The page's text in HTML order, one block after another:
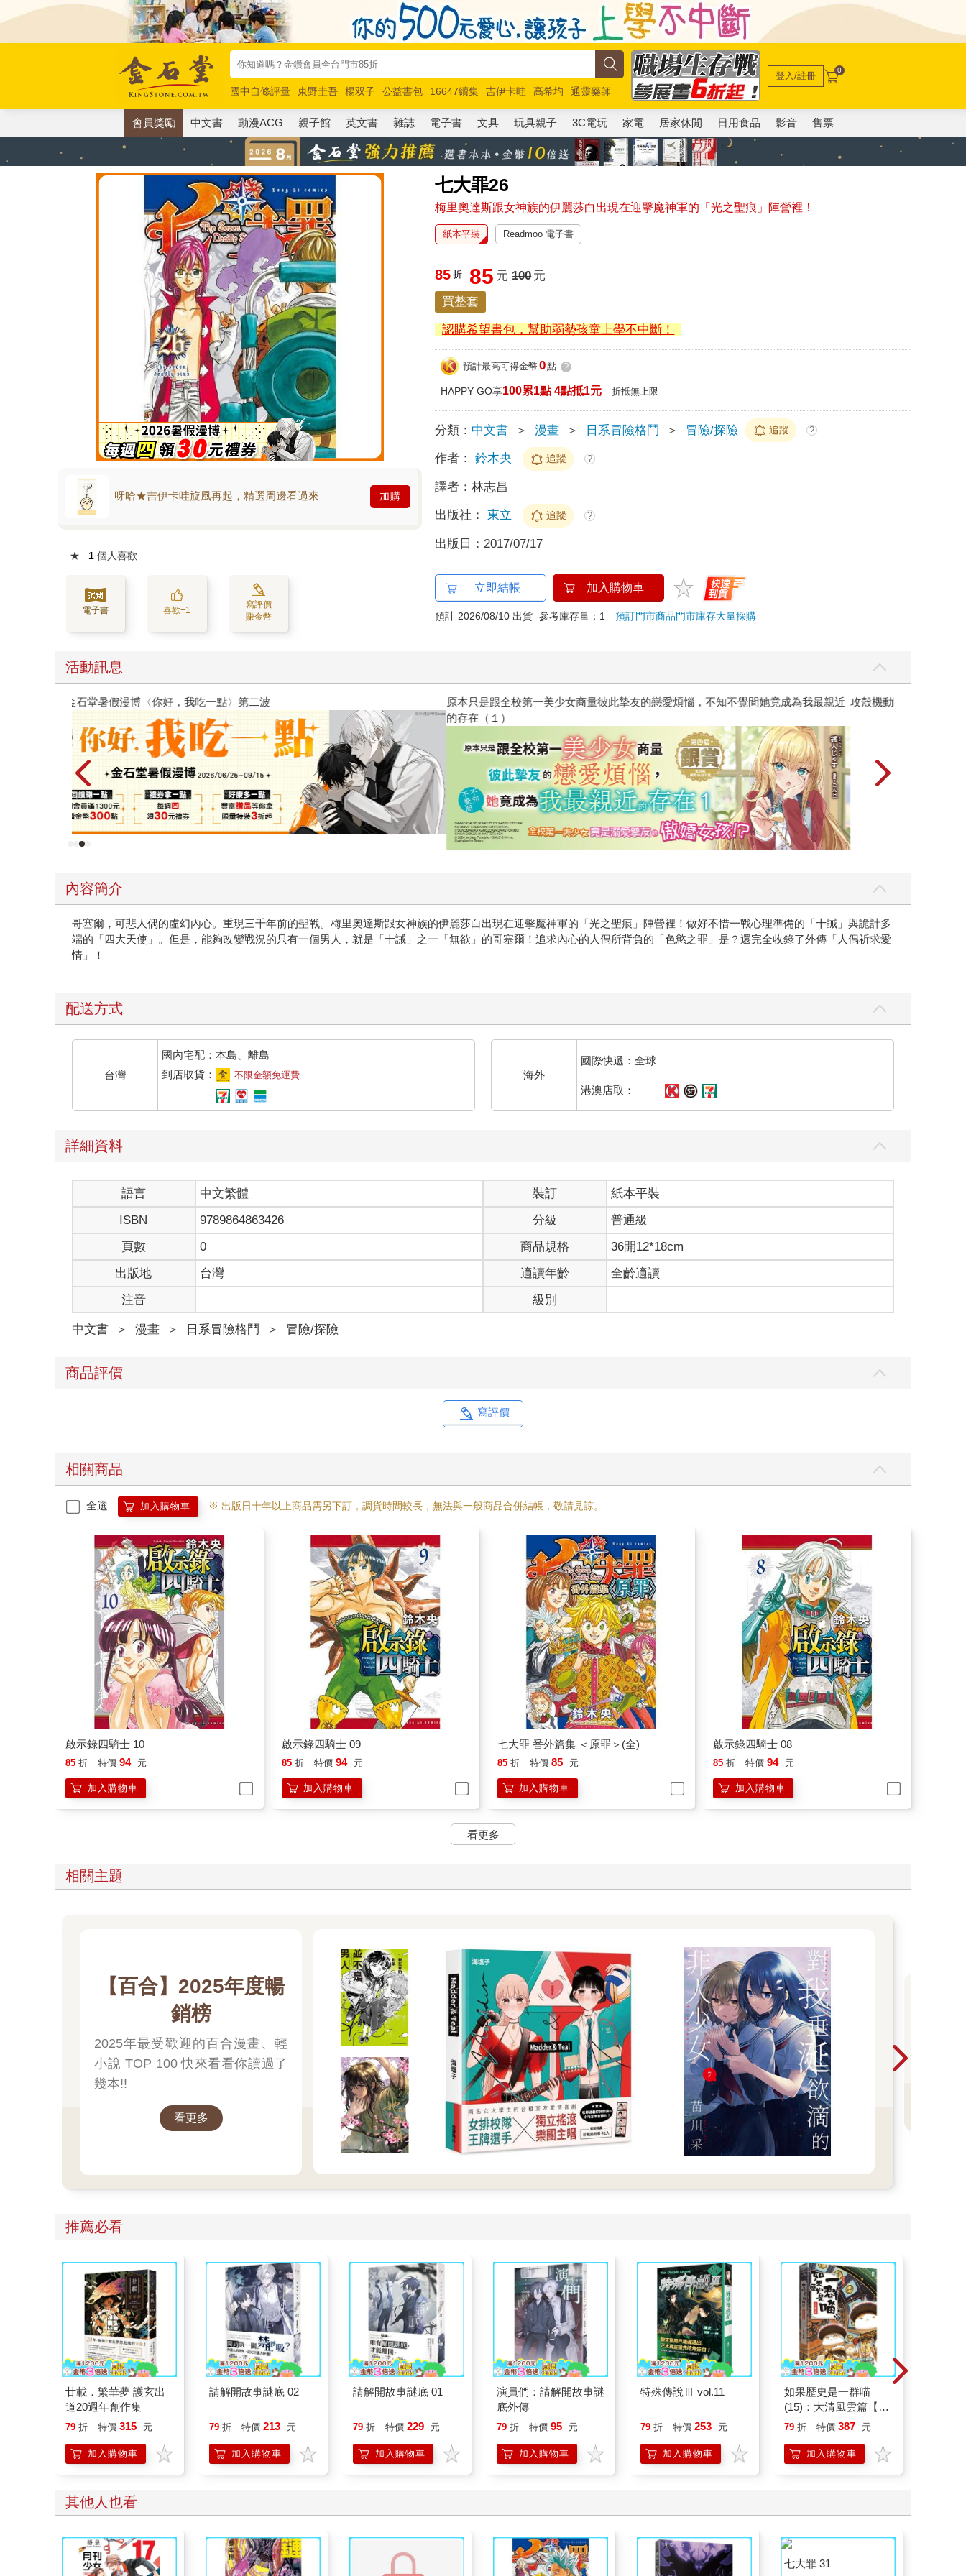
國中自修評量 東野圭吾 楊双子 公益書包 16647續集 吉伊卡哇 高希均
通靈藥師
唯紅花綻放
奧德賽 路邊攤新作 馬斯克 玩具總動員5 超慢跑
登入/註冊 0
會員獎勵 中文書 動漫ACG 親子館 英文書 雜誌 電子書 文具 玩具親子 3C電玩 家電 居家休閒 日用食品 影音 售票
七大罪26
梅里奧達斯跟女神族的伊麗莎白出現在迎擊魔神軍的「光之聖痕」陣營裡！
呀哈★吉伊卡哇旋風再起，精選周邊看過來 加購
★ 1 個人喜歡
電子書 喜歡+1
寫評價
賺金幣
紙本平裝 Readmoo 電子書
85 折 85 元 100元
買整套
認購希望書包，幫助弱勢孩童上學不中斷！
預計最高可得金幣 0點 ?
HAPPY GO享100累1點 4點抵1元 折抵無上限
分類： 中文書 ＞ 漫畫 ＞ 日系冒險格鬥 ＞ 冒險/探險 追蹤 ?
作者： 鈴木央 追蹤 ?
譯者：林志昌
出版社： 東立 追蹤 ?
出版日： 2017/07/17
立即結帳 加入購物車
預計 2026/08/10 出貨 參考庫存量：1預訂門市商品門市庫存大量採購
活動訊息
原本只是跟全校第一美少女商量彼此摯友的戀愛煩惱，不知不覺間她竟成為我最親近 攻殼機動隊 (1995) 4K數位修復版 黃色書刊回來了
內容簡介
哥塞爾，可悲人偶的虛幻內心。重現三千年前的聖戰。梅里奧達斯跟女神族的伊麗莎白出現在迎擊魔神軍的「光之聖痕」陣營裡！做好不惜一戰心理準備的「十誡」與詭計多
端的「四大天使」。但是，能夠改變戰況的只有一個男人，就是「十誡」之一「無欲」的哥塞爾！追求內心的人偶所背負的「色慾之罪」是？還完全收錄了外傳「人偶祈求愛
情」！
配送方式
台灣
國內宅配：本島、離島
到店取貨：
不限金額免運費 海外
國際快遞：全球
港澳店取：
詳細資料
語言 中文繁體 裝訂
紙本平裝
ISBN
9789864863426 分級
普通級
頁數
0 商品規格
36開12*18cm
出版地
台灣 適讀年齡
全齡適讀
注音
級別
中文書 ＞ 漫畫 ＞ 日系冒險格鬥 ＞ 冒險/探險
商品評價
寫評價
相關商品
全選 加入購物車 ※ 出版日十年以上商品需另下訂，調貨時間較長，無法與一般商品合併結帳，敬請見諒。
啟示錄四騎士 10
85 折 特價 94 元
加入購物車
啟示錄四騎士 09
85 折 特價 94 元
加入購物車
七大罪 番外篇集 ＜原罪＞(全)
85 折 特價 85 元
加入購物車
啟示錄四騎士 08
85 折 特價 94 元
加入購物車
看更多
相關主題
【百合】2025年度暢
銷榜
2025年最受歡迎的百合漫畫、輕
小說 TOP 100 快來看看你讀過了
幾本!!
看更多
推薦必看
廿載．繁華夢 護玄出
道20週年創作集
79 折 特價 315 元
加入購物車
請解開故事謎底 02
79 折 特價 213 元
加入購物車
請解開故事謎底 01
79 折 特價 229 元
加入購物車
演員們：請解開故事謎
底外傳
79 折 特價 95 元
加入購物車
特殊傳說Ⅲ vol.11
79 折 特價 253 元
加入購物車
如果歷史是一群喵
(15)：大清風雲篇【萌
貓漫畫學歷史】
79 折 特價 387 元
加入購物車
其他人也看